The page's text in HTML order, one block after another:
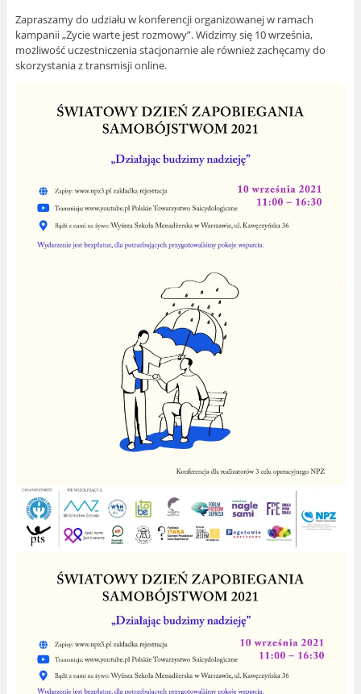
Zapraszamy do udziału w konferencji organizowanej w ramach
kampanii „Życie warte jest rozmowy”. Widzimy się 10 września,
możliwość uczestniczenia stacjonarnie ale również zachęcamy do
skorzystania z transmisji online.